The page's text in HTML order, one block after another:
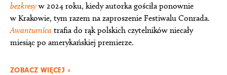
bezkresy w 2024 roku, kiedy autorka gościła ponownie
w Krakowie, tym razem na zaproszenie Festiwalu Conrada.
Awanturnica trafia do rąk polskich czytelników niecały
miesiąc po amerykańskiej premierze.
ZOBACZ WIĘCEJ »